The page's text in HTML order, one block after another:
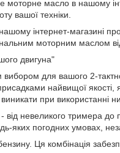
моторне масло в нашому
вашої техніки.
інтернет-магазині
моторним маслом
двигуна"
для вашого 2-
найвищої якості,
при використанні
від невеликого тримера
яких погодних умовах,
Ця комбінація